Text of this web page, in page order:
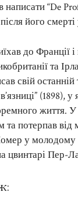
написати “De
його смерті
до Франції
та
свій
(1898),
життя.
та потерпав від
у молодому
цвинтарі Пер-